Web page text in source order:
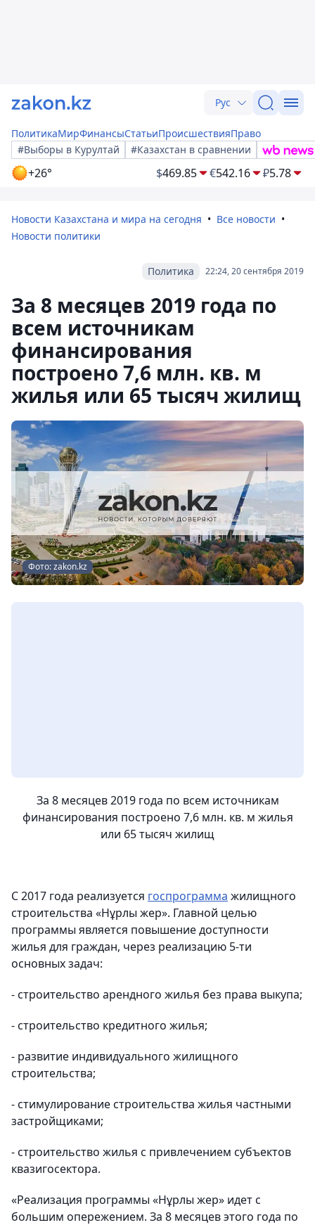
Рус
ПолитикаМирФинансыСтатьиПроисшествияПраво
#Выборы в Курултай
#Казахстан в сравнении
+26° $469.85 €542.16 ₽5.78
Новости Казахстана и мира на сегодня
Все новости
Новости политики
22:24, 20 сентября 2019
Политика
За 8 месяцев 2019 года по
всем источникам
финансирования
построено 7,6 млн. кв. м
жилья или 65 тысяч жилищ
Фото: zakon.kz
За 8 месяцев 2019 года по всем источникам
финансирования построено 7,6 млн. кв. м жилья
или 65 тысяч жилищ
С 2017 года реализуется госпрограмма жилищного
строительства «Нұрлы жер». Главной целью
программы является повышение доступности
жилья для граждан, через реализацию 5-ти
основных задач:
- строительство арендного жилья без права выкупа;
- строительство кредитного жилья;
- развитие индивидуального жилищного
строительства;
- стимулирование строительства жилья частными
застройщиками;
- строительство жилья с привлечением субъектов
квазигосектора.
«Реализация программы «Нұрлы жер» идет с
большим опережением. За 8 месяцев этого года по